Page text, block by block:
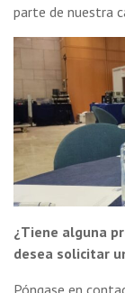
parte de nuestra
¿Tiene alguna
desea solicitar
Póngase en